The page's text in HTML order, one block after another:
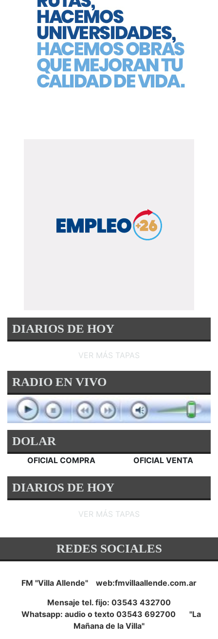
DIARIOS DE HOY
VER MÁS TAPAS
RADIO EN VIVO
DOLAR
OFICIAL COMPRA OFICIAL VENTA
DIARIOS DE HOY
VER MÁS TAPAS
REDES SOCIALES
FM "Villa Allende" web:fmvillaallende.com.ar
Mensaje tel. fijo: 03543 432700
Whatsapp: audio o texto 03543 692700 "La
Mañana de la Villa"